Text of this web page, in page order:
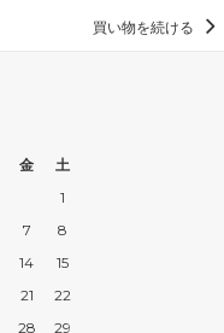
買い物を続ける
金
土
1
7
8
14
15
21
22
28
29